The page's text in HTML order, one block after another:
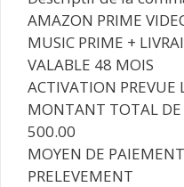
AMAZON PRIME
MUSIC PRIME +
VALABLE 48 MOIS
ACTIVATION PREVUE
MONTANT TOTAL
500.00
MOYEN DE
PRELEVEMENT